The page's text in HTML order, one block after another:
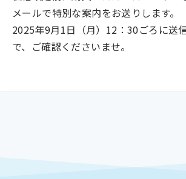
メールで特別な案内をお送りします。
2025年9月1日（月）12：30ごろに送
で、ご確認くださいませ。